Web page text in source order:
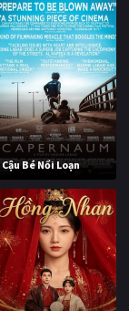
Cậu Bé Nổi Loạn